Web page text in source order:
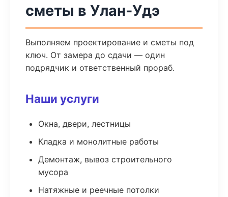
сметы в Улан-Удэ
Выполняем проектирование и сметы под
ключ. От замера до сдачи — один
подрядчик и ответственный прораб.
Наши услуги
Окна, двери, лестницы
Кладка и монолитные работы
Демонтаж, вывоз строительного
мусора
Натяжные и реечные потолки